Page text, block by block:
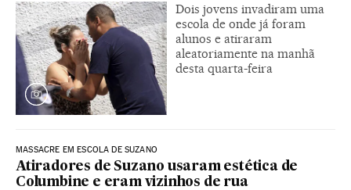
Dois jovens invadiram uma
escola de onde já foram
alunos e atiraram
aleatoriamente na manhã
desta quarta-feira
MASSACRE EM ESCOLA DE SUZANO
Atiradores de Suzano usaram estética de
Columbine e eram vizinhos de rua